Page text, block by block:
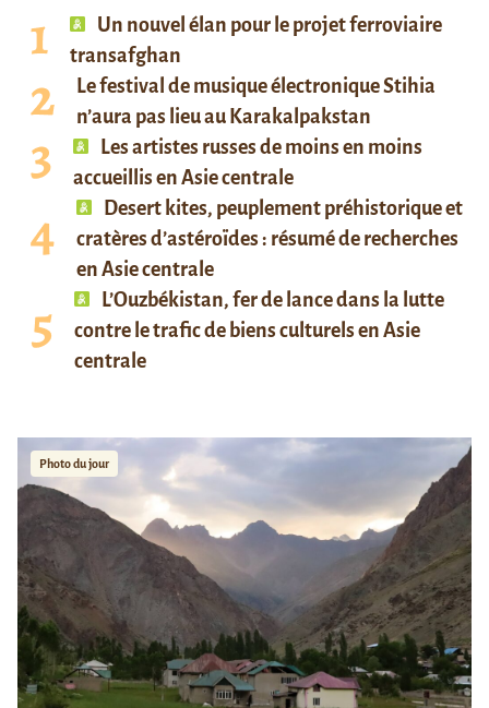
Un nouvel élan pour le projet ferroviaire
transafghan
Le festival de musique électronique Stihia
n’aura pas lieu au Karakalpakstan
Les artistes russes de moins en moins
accueillis en Asie centrale
Desert kites, peuplement préhistorique et
cratères d’astéroïdes : résumé de recherches
en Asie centrale
L’Ouzbékistan, fer de lance dans la lutte
contre le trafic de biens culturels en Asie
centrale
Photo du jour